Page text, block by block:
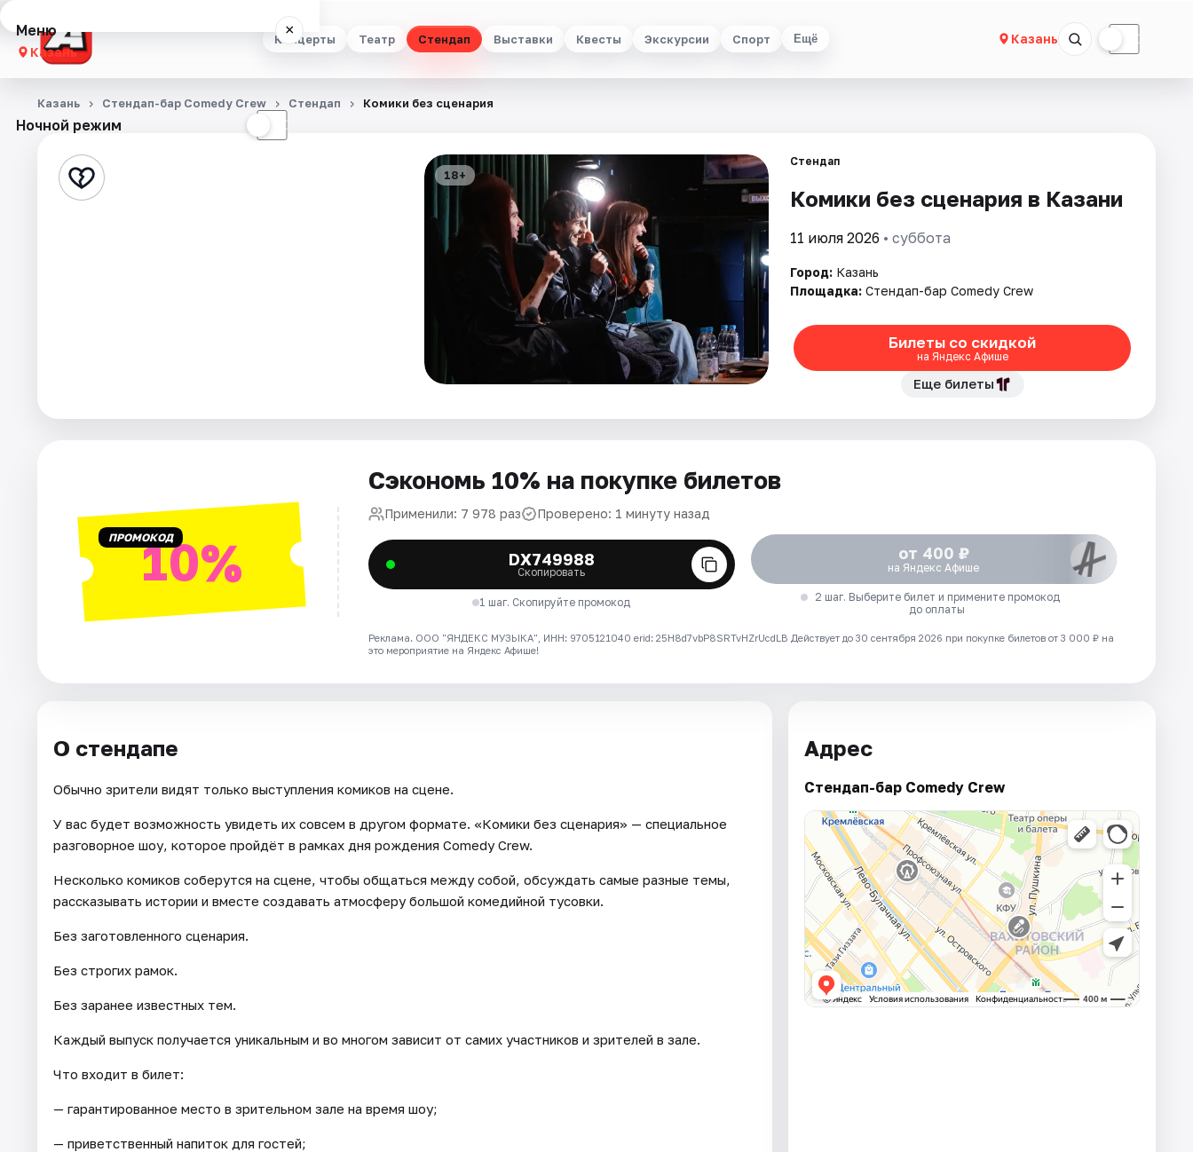
Концерты Театр Стендап Выставки Квесты Экскурсии Спорт Ещё Казань ☾
Меню ×
Казань
Концерты
Стендап
Артисты
Ночной режим ☾
Казань Стендап-бар Comedy Crew Стендап Комики без сценария
18+
Стендап
Комики без сценария в Казани
11 июля 2026 • суббота
Город: Казань
Площадка: Стендап-бар Comedy Crew
Билеты со скидкой
на Яндекс Афише
Еще билеты
ПРОМОКОД10%
Сэкономь 10% на покупке билетов
Применили: 7 978 раз Проверено: 1 минуту назад
DX749988
Скопировать
1 шаг. Скопируйте промокод
от 400 ₽
на Яндекс Афише
2 шаг. Выберите билет и примените промокод
до оплаты
Реклама. ООО "ЯНДЕКС МУЗЫКА", ИНН: 9705121040 erid: 25H8d7vbP8SRTvHZrUcdLB Действует до 30 сентября 2026 при покупке билетов от 3 000 ₽ на
это мероприятие на Яндекс Афише!
О стендапе
Обычно зрители видят только выступления комиков на сцене.
У вас будет возможность увидеть их совсем в другом формате. «Комики без сценария» — специальное
разговорное шоу, которое пройдёт в рамках дня рождения Comedy Crew.
Несколько комиков соберутся на сцене, чтобы общаться между собой, обсуждать самые разные темы,
рассказывать истории и вместе создавать атмосферу большой комедийной тусовки.
Без заготовленного сценария.
Без строгих рамок.
Без заранее известных тем.
Каждый выпуск получается уникальным и во многом зависит от самих участников и зрителей в зале.
Что входит в билет:
— гарантированное место в зрительном зале на время шоу;
— приветственный напиток для гостей;
Адрес
Стендап-бар Comedy Crew